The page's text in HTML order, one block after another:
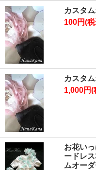
カスタ
100円(
カスタ
1,000円(
お花い
ードレ
ムオー